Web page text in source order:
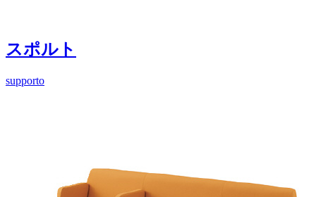
スポルト
supporto